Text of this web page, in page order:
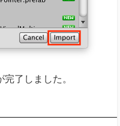
了しました。